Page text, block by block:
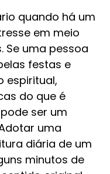
quando há um
em meio
Se uma pessoa
festas e
espiritual,
do que é
ser um
uma
diária de um
minutos de